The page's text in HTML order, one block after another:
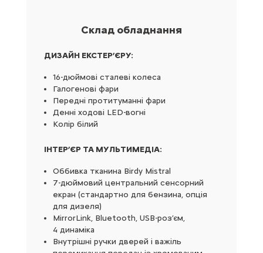
Склад обладнання
ДИЗАЙН ЕКСТЕР’ЄРУ:
16-дюймові сталеві колеса
Галогенові фари
Передні протитуманні фари
Денні ходові LED-вогні
Колір білий
ІНТЕР’ЄР ТА МУЛЬТИМЕДІА:
Оббивка тканина Birdy Mistral
7-дюймовий центральний сенсорний
екран (стандартно для бензина, опція
для дизеля)
MirrorLink, Bluetooth, USB-роз’єм,
4 динаміка
Внутрішні ручки дверей і важіль